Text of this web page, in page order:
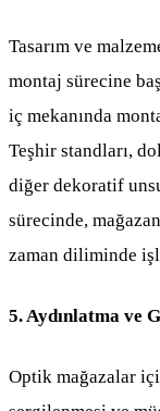
Tasarım ve
montaj sürecine
iç mekanında
Teşhir standları,
diğer dekoratif
sürecinde,
zaman diliminde
5. Aydınlatma ve
Optik mağazalar